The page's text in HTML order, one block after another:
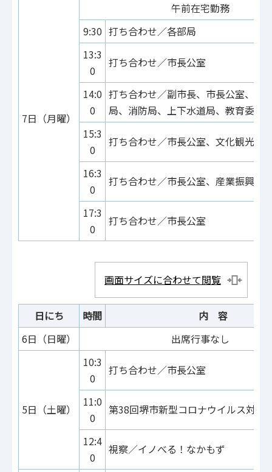
7日（月曜）
午前在宅勤務
9:30 打ち合わせ／各部局
13:3
0
打ち合わせ／市長公室
14:0
0
打ち合わせ／副市長、市長公室、総
局、消防局、上下水道局、教育委員
15:3
0
打ち合わせ／市長公室、文化観光局
16:3
0
打ち合わせ／市長公室、産業振興局
17:3
0
打ち合わせ／市長公室
画面サイズに合わせて閲覧
日にち 時間
内 容
6日（日曜）
出席行事なし
5日（土曜）
10:3
0
打ち合わせ／市長公室
11:0
0
第38回堺市新型コロナウイルス対策
12:4
0
視察／イノべる！なかもず